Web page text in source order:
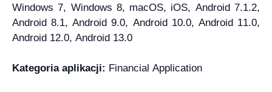
Windows 7, Windows 8, macOS, iOS, Android 7.1.2,
Android 8.1, Android 9.0, Android 10.0, Android 11.0,
Android 12.0, Android 13.0
Kategoria aplikacji: Financial Application